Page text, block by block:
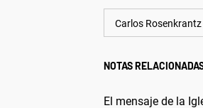
Carlos Rosenkrantz
NOTAS
El mensaje de la